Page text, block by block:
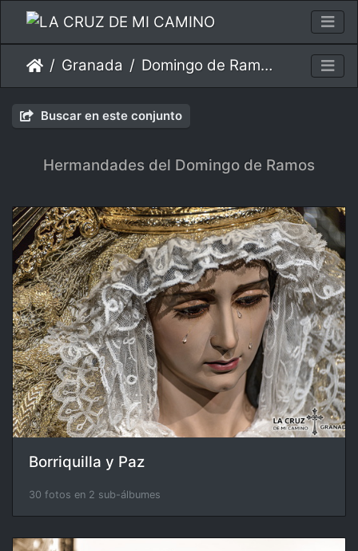
Granada Domingo de Ramos
Buscar en este conjunto
Hermandades del Domingo de Ramos
Borriquilla y Paz
30 fotos en 2 sub-álbumes